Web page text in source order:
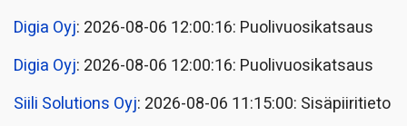
Digia Oyj: 2026-08-06 12:00:16: Puolivuosikatsaus
Digia Oyj: 2026-08-06 12:00:16: Puolivuosikatsaus
Siili Solutions Oyj: 2026-08-06 11:15:00: Sisäpiiritieto